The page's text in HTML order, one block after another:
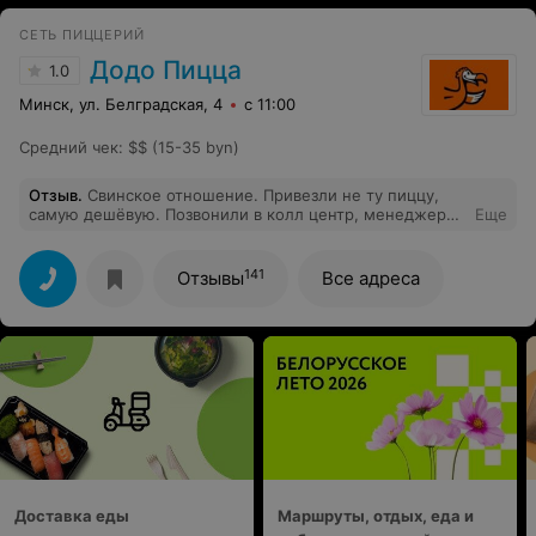
СЕТЬ ПИЦЦЕРИЙ
1.0 Додо Пицца
Минск, ул. Белградская, 4 с 11:00
Средний чек: $$ (15-35 byn)
Отзыв. Свинское отношение. Привезли не ту пиццу,
самую дешёвую. Позвонили в колл центр, менеджер
нервы, напортачил и в кусты. Даже смелости
перезвонить нет. Больше тут за казывать не будем.
Будем обходить стороной.
Еще
Отзывы141 Все адреса
Доставка еды
Маршруты, отдых, еда и